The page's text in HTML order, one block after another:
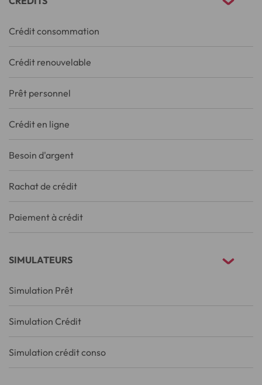
Crédit consommation
Crédit renouvelable
Prêt personnel
Crédit en ligne
Besoin d'argent
Rachat de crédit
Paiement à crédit
SIMULATEURS
Simulation Prêt
Simulation Crédit
Simulation crédit conso